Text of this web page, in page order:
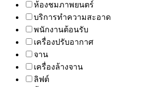
ห้องชมภาพยนตร์
บริการทำความสะอาด
พนักงานต้อนรับ
เครื่องปรับอากาศ
จาน
เครื่องล้างจาน
ลิฟต์